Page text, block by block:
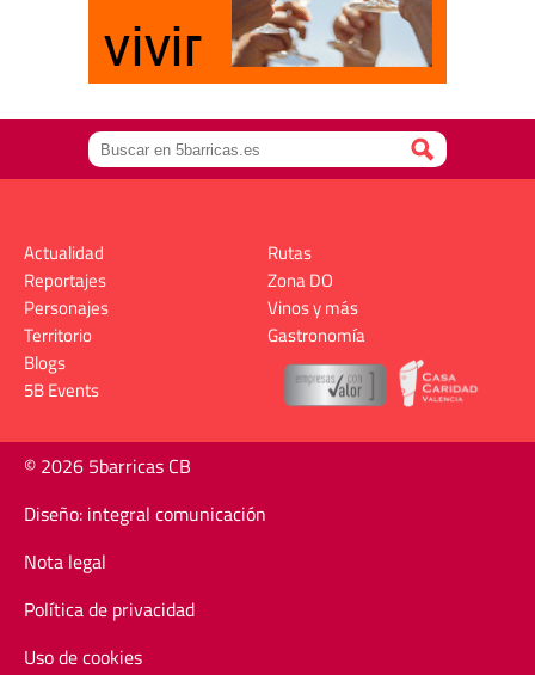
Actualidad
Reportajes
Personajes
Territorio
Rutas
Zona DO
Vinos y más
Gastronomía
Blogs
5B Events
© 2026 5barricas CB
Diseño: integral comunicación
Nota legal
Política de privacidad
Uso de cookies